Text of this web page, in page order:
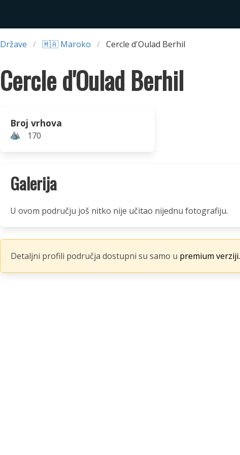
Države 🇲🇦 Maroko Cercle d'Oulad Berhil
Cercle d'Oulad Berhil
Broj vrhova
170
Galerija
U ovom području još nitko nije učitao nijednu fotografiju.
Detaljni profili područja dostupni su samo u premium verziji.